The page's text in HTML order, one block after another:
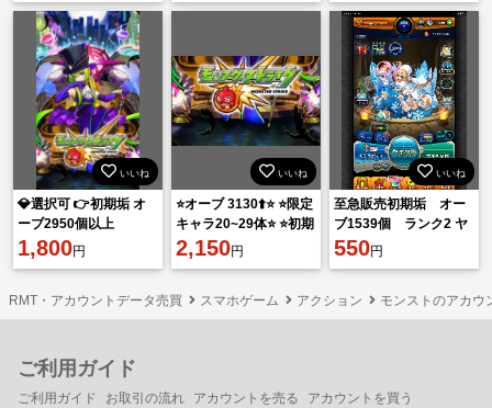
いいね
💎選択可 👉初期垢 オ
ーブ2950個以上
1,800円
いいね
⭐️オーブ 3130⬆️⭐️ ⭐️限定
キャラ20~29体⭐️ ⭐️初期
アカウント⭐️
2,150円
いいね
至急販売初期垢 オー
ブ1539個 ランク2 ヤ
クモ2体 メタトロン1
550円
RMT・アカウントデータ売買 スマホゲーム アクション モンストのアカウ
ご利用ガイド
ご利用ガイド お取引の流れ アカウントを売る
アカウントを買う